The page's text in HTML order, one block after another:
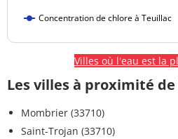
Concentration de chlore à Teuillac
Villes où l'eau est la
Les villes à proximité
Mombrier (33710)
Saint-Trojan (33710)